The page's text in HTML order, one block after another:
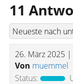
11
26. März 2025 |
Von muemmel
Status: